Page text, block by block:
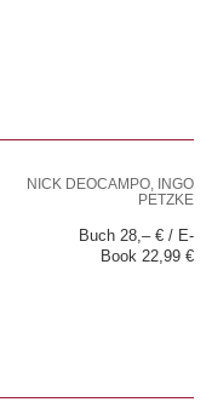
NICK DEOCAMPO, INGO
PETZKE
Buch 28,– € / E-
Book 22,99 €